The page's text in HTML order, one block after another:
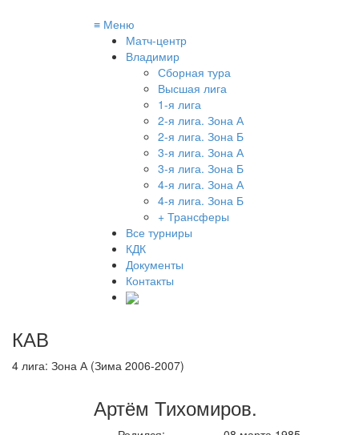
≡ Меню
Матч-центр
Владимир
Сборная тура
Высшая лига
1-я лига
2-я лига. Зона А
2-я лига. Зона Б
3-я лига. Зона А
3-я лига. Зона Б
4-я лига. Зона А
4-я лига. Зона Б
+ Трансферы
Все турниры
КДК
Документы
Контакты
КАВ
4 лига: Зона А (Зима 2006-2007)
Артём Тихомиров.